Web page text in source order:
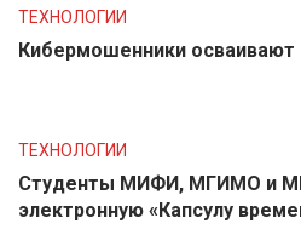
ТЕХНОЛОГИИ
Кибермошенники осваивают
ТЕХНОЛОГИИ
Студенты МИФИ, МГИМО и
электронную «Капсулу